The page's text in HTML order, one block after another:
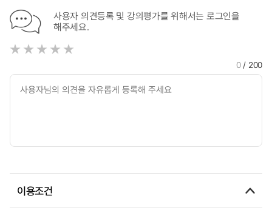
사용자 의견등록 및 강의평가를 위해서는 로그인을
해주세요.
0/ 200
이용조건